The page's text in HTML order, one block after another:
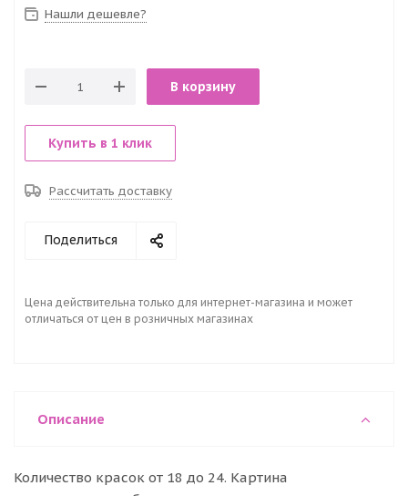
Нашли дешевле?
В корзину
Купить в 1 клик
Рассчитать доставку
Поделиться
Цена действительна только для интернет-магазина и может
отличаться от цен в розничных магазинах
Описание
Количество красок от 18 до 24. Картина